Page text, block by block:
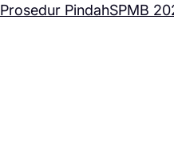
Prosedur PindahSPMB